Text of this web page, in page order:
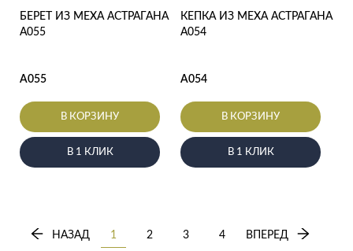
БЕРЕТ ИЗ МЕХА АСТРАГАНА
А055
А055
В КОРЗИНУ
В 1 КЛИК
КЕПКА ИЗ МЕХА АСТРАГАНА
А054
А054
В КОРЗИНУ
В 1 КЛИК
НАЗАД 1 2 3 4 ВПЕРЕД